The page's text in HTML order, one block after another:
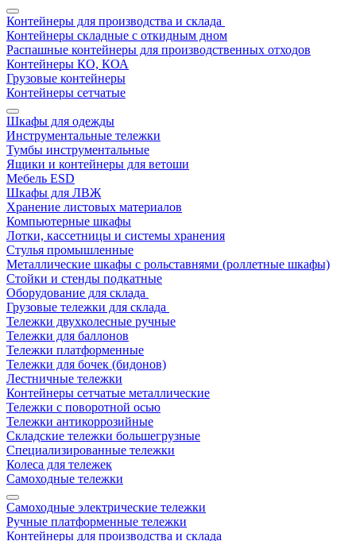
Контейнеры для производства и склада
Контейнеры складные с откидным дном
Распашные контейнеры для производственных отходов
Контейнеры КО, КОА
Грузовые контейнеры
Контейнеры сетчатые
Шкафы для одежды
Инструментальные тележки
Тумбы инструментальные
Ящики и контейнеры для ветоши
Мебель ESD
Шкафы для ЛВЖ
Хранение листовых материалов
Компьютерные шкафы
Лотки, кассетницы и системы хранения
Стулья промышленные
Металлические шкафы с рольставнями (роллетные шкафы)
Стойки и стенды подкатные
Оборудование для склада
Грузовые тележки для склада
Тележки двухколесные ручные
Тележки для баллонов
Тележки платформенные
Тележки для бочек (бидонов)
Лестничные тележки
Контейнеры сетчатые металлические
Тележки с поворотной осью
Тележки антикоррозийные
Складские тележки большегрузные
Специализированные тележки
Колеса для тележек
Самоходные тележки
Самоходные электрические тележки
Ручные платформенные тележки
Контейнеры для производства и склада